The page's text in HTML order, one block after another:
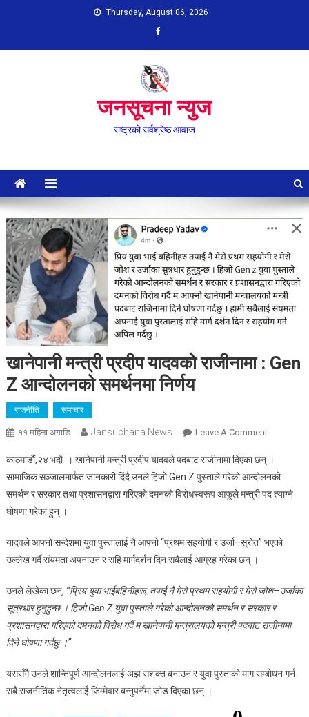
Thursday, August 06, 2026
जनसूचना न्युज
राष्ट्रको सर्वश्रेष्ठ आवाज
खानेपानी मन्त्री प्रदीप यादवको राजीनामा : Gen
Z आन्दोलनको समर्थनमा निर्णय
राजनीति समाचार
११ महिना अगाडि Jansuchana News Leave A CommentOn
मन्त्री
प्रदीप
यादवको
Gen
समर्थनमा
निर्णय
काठमाडौं,२४ भदौ । खानेपानी मन्त्री प्रदीप यादवले पदबाट राजीनामा दिएका छन् ।
सामाजिक सञ्जालमार्फत जानकारी दिंदै उनले हिजो Gen Z पुस्ताले गरेको आन्दोलनको
समर्थन र सरकार तथा प्रशासनद्वारा गरिएको दमनको विरोधस्वरूप आफूले मन्त्री पद त्याग्ने
घोषणा गरेका हुन् ।
यादवले आफ्नो सन्देशमा युवा पुस्तालाई नै आफ्नो “प्रथम सहयोगी र उर्जा–स्रोत” भएको
उल्लेख गर्दै संयमता अपनाउन र सहि मार्गदर्शन दिन सबैलाई आग्रह गरेका छन् ।
उनले लेखेका छन्, “प्रिय युवा भाईबहिनीहरू, तपाई नै मेरो प्रथम सहयोगी र मेरो जोश–उर्जाका
सूत्रधार हुनुहुन्छ । हिजो Gen Z युवा पुस्ताले गरेको आन्दोलनको समर्थन र सरकार र
प्रशासनद्वारा गरिएको दमनको विरोध गर्दै म खानेपानी मन्त्रालयको मन्त्री पदबाट राजीनामा
दिने घोषणा गर्दछु ।”
यससँगै उनले शान्तिपूर्ण आन्दोलनलाई अझ सशक्त बनाउन र युवा पुस्ताको माग सम्बोधन गर्न
सबै राजनीतिक नेतृत्वलाई जिम्मेवार बन्नुपर्नेमा जोड दिएका छन् ।